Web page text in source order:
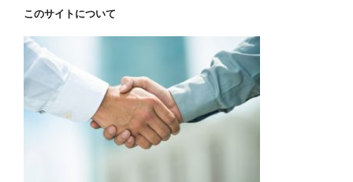
このサイトについて